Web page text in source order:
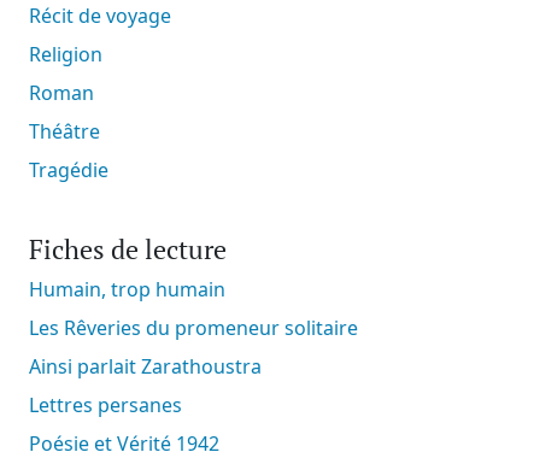
Récit de voyage
Religion
Roman
Théâtre
Tragédie
Fiches de lecture
Humain, trop humain
Les Rêveries du promeneur solitaire
Ainsi parlait Zarathoustra
Lettres persanes
Poésie et Vérité 1942